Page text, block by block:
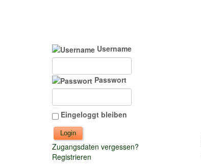
Username
Passwort
Eingeloggt bleiben
Zugangsdaten vergessen?
Registrieren